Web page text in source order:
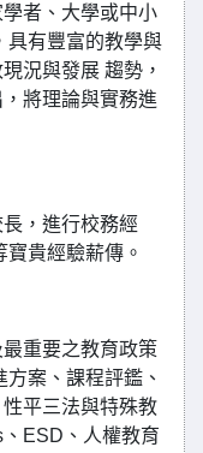
者、大學或中小
具有豐富的教學與
況與發展 趨勢，
將理論與實務進
，進行校務經
貴經驗薪傳。
重要之教育政策
案、課程評鑑、
平三法與特殊教
ESD、人權教育